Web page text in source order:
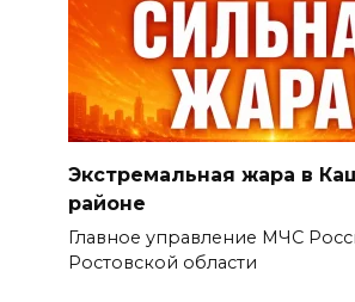
Экстремальная жара в
районе
Главное управление МЧС
Ростовской области